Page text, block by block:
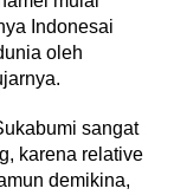
Indonesai
oleh
sangat
karena relative
demikina,